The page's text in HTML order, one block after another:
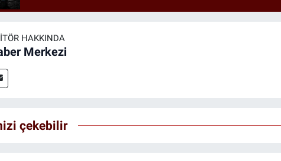
HAKKINDA
Merkezi
çekebilir